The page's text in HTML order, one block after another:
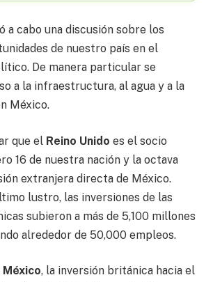
a cabo una discusión sobre los
de nuestro país en el
De manera particular se
a la infraestructura, al agua y a la
México.
que el Reino Unido es el socio
16 de nuestra nación y la octava
extranjera directa de México.
lustro, las inversiones de las
subieron a más de 5,100 millones
alrededor de 50,000 empleos.
México, la inversión británica hacia el